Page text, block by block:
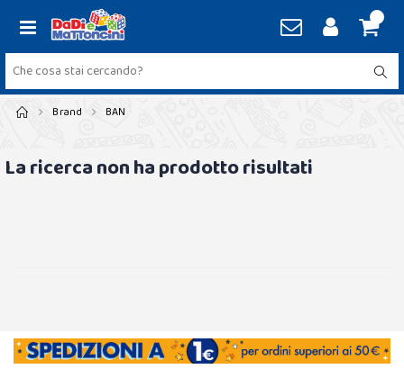
Brand BAN
La ricerca non ha prodotto risultati